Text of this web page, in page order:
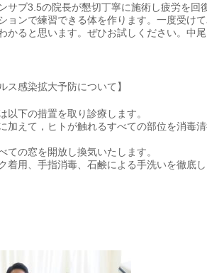
サブ3.5の院長が懇切丁寧に施術し疲労を回
ョンで練習できる体を作ります。一度受け
かると思います。ぜひお試しください。中尾
ス感染拡大予防について】
以下の措置を取り診療します。
加えて，ヒトが触れるすべての部位を消毒
ての窓を開放し換気いたします。
着用、手指消毒、石鹸による手洗いを徹底し